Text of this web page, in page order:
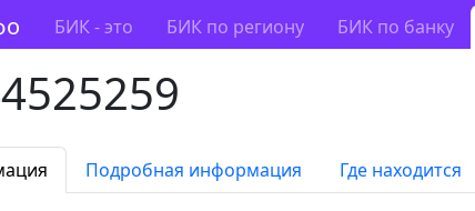
БИК - это БИК по региону БИК по банку
Подробная информация Где находится